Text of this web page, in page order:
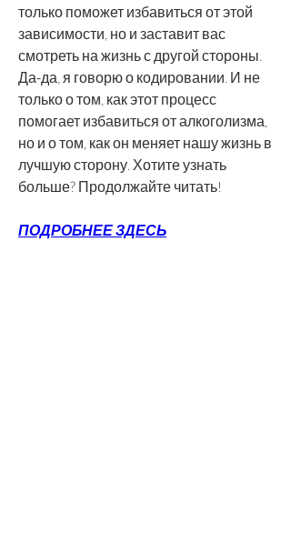
только поможет избавиться от этой
зависимости, но и заставит вас
смотреть на жизнь с другой стороны.
Да-да, я говорю о кодировании. И не
только о том, как этот процесс
помогает избавиться от алкоголизма,
но и о том, как он меняет нашу жизнь в
лучшую сторону. Хотите узнать
больше? Продолжайте читать!
ПОДРОБНЕЕ ЗДЕСЬ